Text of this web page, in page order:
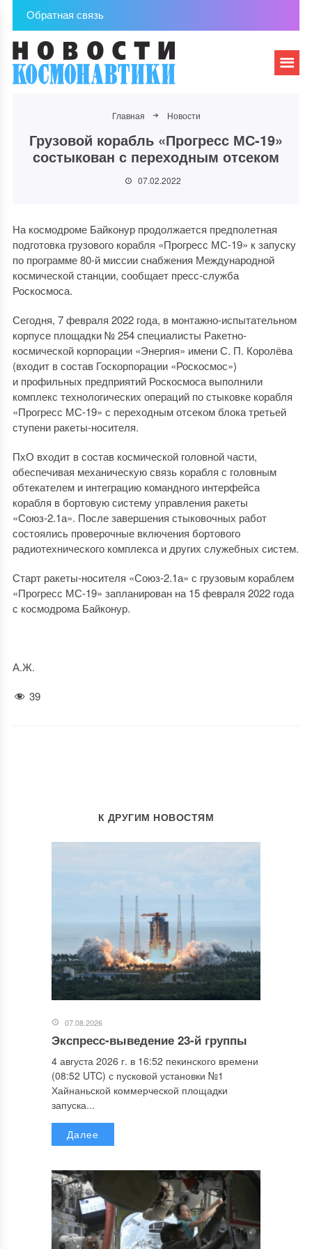
Обратная связь
Главная Новости
Грузовой корабль «Прогресс МС-19»
состыкован с переходным отсеком
07.02.2022
На космодроме Байконур продолжается предполетная
подготовка грузового корабля «Прогресс МС-19» к запуску
по программе 80-й миссии снабжения Международной
космической станции, сообщает пресс-служба
Роскосмоса.
Сегодня, 7 февраля 2022 года, в монтажно-испытательном
корпусе площадки № 254 специалисты Ракетно-
космической корпорации «Энергия» имени С. П. Королёва
(входит в состав Госкорпорации «Роскосмос»)
и профильных предприятий Роскосмоса выполнили
комплекс технологических операций по стыковке корабля
«Прогресс МС-19» с переходным отсеком блока третьей
ступени ракеты-носителя.
ПхО входит в состав космической головной части,
обеспечивая механическую связь корабля с головным
обтекателем и интеграцию командного интерфейса
корабля в бортовую систему управления ракеты
«Союз-2.1а». После завершения стыковочных работ
состоялись проверочные включения бортового
радиотехнического комплекса и других служебных систем.
Старт ракеты-носителя «Союз-2.1а» с грузовым кораблем
«Прогресс МС-19» запланирован на 15 февраля 2022 года
с космодрома Байконур.
А.Ж.
39
К ДРУГИМ НОВОСТЯМ
07.08.2026
Экспресс-выведение 23-й группы
4 августа 2026 г. в 16:52 пекинского времени
(08:52 UTC) с пусковой установки №1
Хайнаньской коммерческой площадки
запуска...
Далее